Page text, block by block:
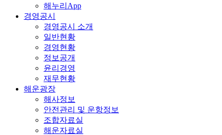
해누리App
경영공시
경영공시 소개
일반현황
경영현황
정보공개
윤리경영
재무현황
해운광장
해사정보
안전관리 및 운항정보
조합자료실
해운자료실